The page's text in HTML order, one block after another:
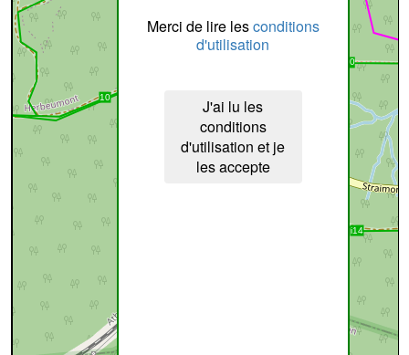
Merci de lire lesconditions
d'utilisation
J'ai lu les
conditions
d'utilisation et je
les accepte